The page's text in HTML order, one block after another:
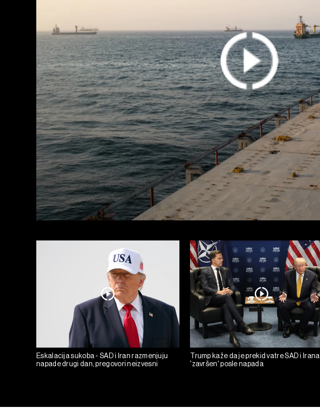
Eskalacija sukoba - SAD i Iran razmenjuju
napade drugi dan, pregovori neizvesni
Trump kaže da je prekid vatre SAD i Irana
'završen' posle napada